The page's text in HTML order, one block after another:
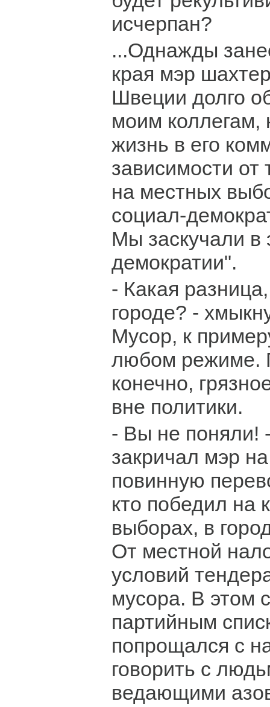
исчерпан?
...Однажды
края мэр
Швеции долго
моим коллегам,
жизнь в его
зависимости от
на местных
социал-
Мы заскучали в
демократии".
- Какая
городе? -
Мусор, к
любом режиме.
конечно,
вне политики.
- Вы не поняли!
закричал мэр
повинную
кто победил на
выборах, в
От местной
условий
мусора. В этом
партийным
попрощался с
говорить с
ведающими